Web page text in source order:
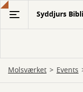
Gå
hovedindhold
Syddjurs
Molsværket Events